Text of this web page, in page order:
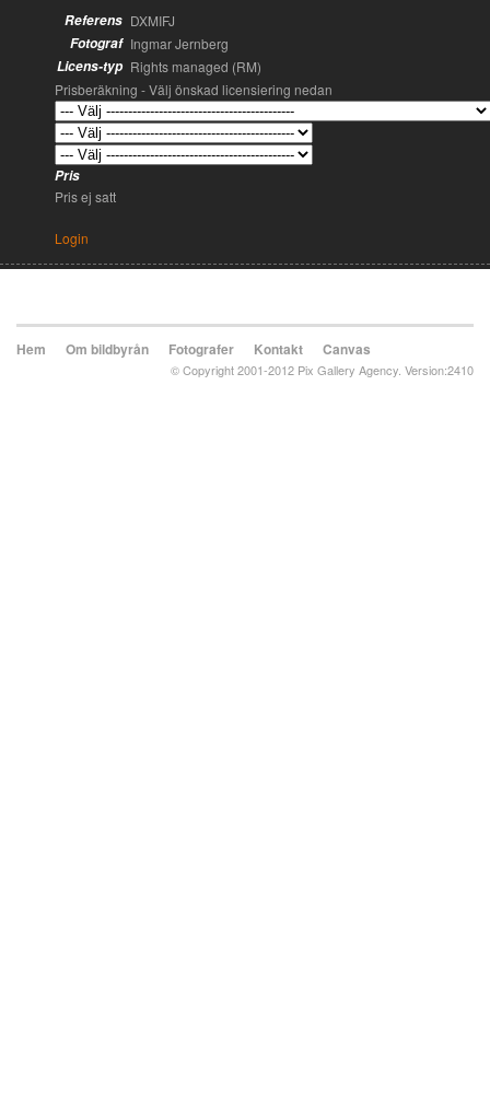
Referens DXMIFJ
Fotograf Ingmar Jernberg
Licens-typ Rights managed (RM)
Prisberäkning - Välj önskad licensiering nedan
Pris
Pris ej satt
Login
Hem Om bildbyrån Fotografer Kontakt Canvas
© Copyright 2001-2012 Pix Gallery Agency. Version:2410